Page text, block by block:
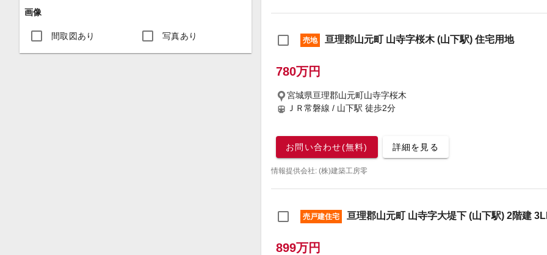
画像
間取図あり 写真あり 売地 亘理郡山元町 山寺字桜木 (山下駅) 住宅用地
780万円
宮城県亘理郡山元町山寺字桜木
ＪＲ常磐線 / 山下駅 徒歩2分
お問い合わせ(無料) 詳細を見る
情報提供会社: (株)建築工房零
売戸建住宅 亘理郡山元町 山寺字大堤下 (山下駅) 2階建
899万円